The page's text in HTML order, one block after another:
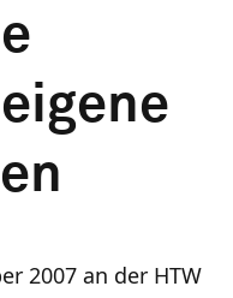
2007 an der HTW